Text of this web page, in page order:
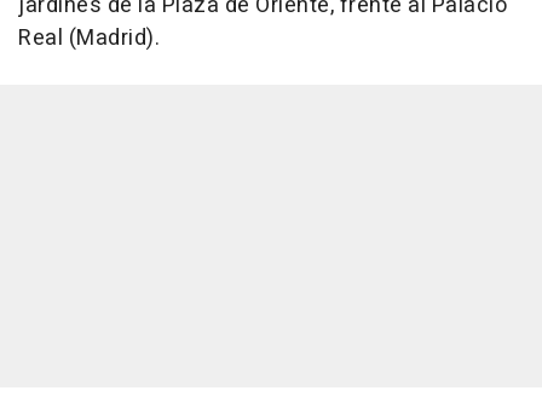
Real (Madrid).